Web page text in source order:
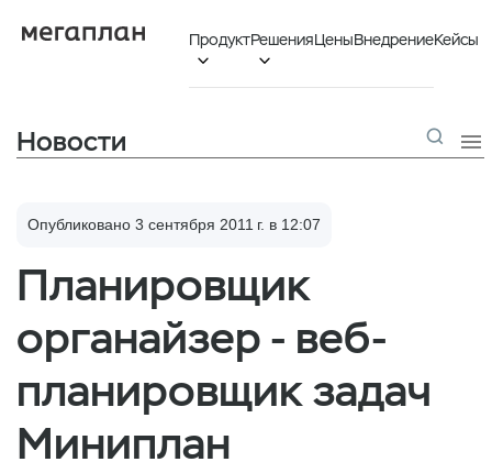
Продукт

Решения

ЦеныВнедрениеКейсы
Новости 
Опубликовано 3 сентября 2011 г. в 12:07
Планировщик
органайзер - веб-
планировщик задач
Миниплан